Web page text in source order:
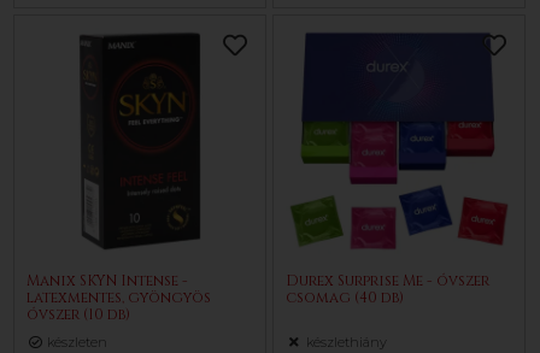
Manix SKYN Intense -
latexmentes, gyöngyös
óvszer (10 db)
készleten
Durex Surprise Me - óvszer
csomag (40 db)
készlethiány